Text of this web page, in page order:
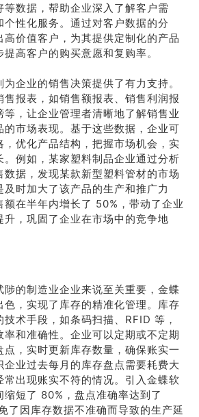
等数据，帮助企业深入了解客户需
性化服务。通过对客户数据的分
价值客户，为其提供定制化的产品
高客户的购买意愿和复购率。
企业的销售决策提供了有力支持。
售报表，如销售额报表、销售利润报
，让企业管理者清晰地了解销售业
的市场表现。基于这些数据，企业可
，优化产品结构，把握市场机会，实
。例如，某家塑料制品企业通过分析
据，发现某款新型塑料管材的市场
及时加大了该产品的生产和推广力
额在半年内增长了 50%，带动了企业
升，巩固了企业在市场中的竞争地
陟的制造业企业来说至关重要，金蝶
色，实现了库存的精准化管理。库存
术手段，如条码扫描、RFID 等，
率和准确性。企业可以定期或不定期
，实时更新库存数量，确保账实一
业过去每月的库存盘点需要耗费大
常出现账实不符的情况。引入金蝶软
缩短了 80%，盘点准确率达到了
了因库存数据不准确而导致的生产延